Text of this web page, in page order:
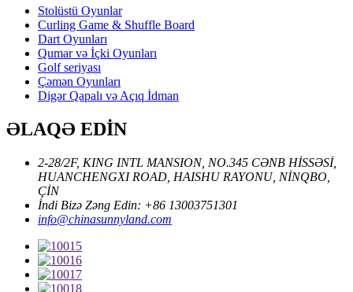
Stolüstü Oyunlar
Curling Game & Shuffle Board
Dart Oyunları
Qumar və İçki Oyunları
Golf seriyası
Çəmən Oyunları
Digər Qapalı və Açıq İdman
ƏLAQƏ EDİN
2-28/2F, KING INTL MANSION, NO.345 CƏNB HİSSƏSİ,
HUANCHENGXI ROAD, HAISHU RAYONU, NİNQBO,
ÇİN
İndi Bizə Zəng Edin: +86 13003751301
info@chinasunnyland.com